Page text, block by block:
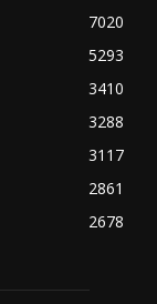
7020
5293
3410
3288
3117
2861
2678